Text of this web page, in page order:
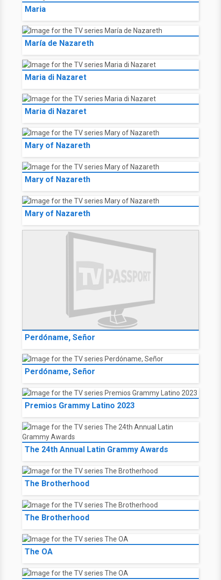
Maria
María de Nazareth
Maria di Nazaret
Maria di Nazaret
Mary of Nazareth
Mary of Nazareth
Mary of Nazareth
Perdóname, Señor
Perdóname, Señor
Premios Grammy Latino 2023
The 24th Annual Latin Grammy Awards
The Brotherhood
The Brotherhood
The OA